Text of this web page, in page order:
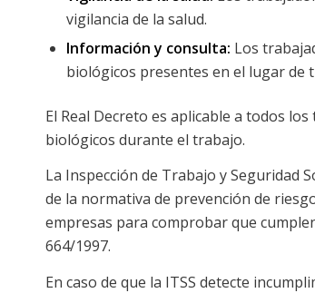
vigilancia de la salud.
Información y consulta: Los
biológicos presentes en el lugar de
El Real Decreto es aplicable a todos
biológicos durante el trabajo.
La Inspección de Trabajo y Seguridad
de la normativa de prevención de
empresas para comprobar que
664/1997.
En caso de que la ITSS detecte